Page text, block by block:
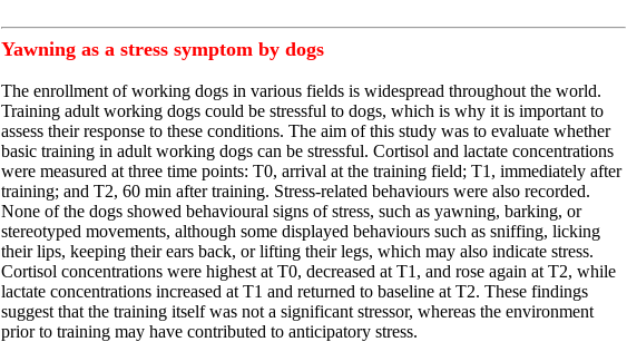
Yawning as a stress symptom by dogs
The enrollment of working dogs in various fields is widespread throughout the world.
Training adult working dogs could be stressful to dogs, which is why it is important to
assess their response to these conditions. The aim of this study was to evaluate whether
basic training in adult working dogs can be stressful. Cortisol and lactate concentrations
were measured at three time points: T0, arrival at the training field; T1, immediately after
training; and T2, 60 min after training. Stress-related behaviours were also recorded.
None of the dogs showed behavioural signs of stress, such as yawning, barking, or
stereotyped movements, although some displayed behaviours such as sniffing, licking
their lips, keeping their ears back, or lifting their legs, which may also indicate stress.
Cortisol concentrations were highest at T0, decreased at T1, and rose again at T2, while
lactate concentrations increased at T1 and returned to baseline at T2. These findings
suggest that the training itself was not a significant stressor, whereas the environment
prior to training may have contributed to anticipatory stress.